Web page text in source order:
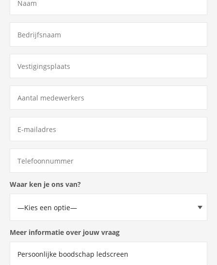
Waar ken je ons van?
Meer informatie over jouw vraag